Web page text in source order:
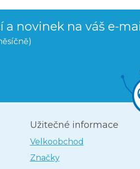
a novinek na váš e-
Užitečné informace
Velkoobchod
Značky